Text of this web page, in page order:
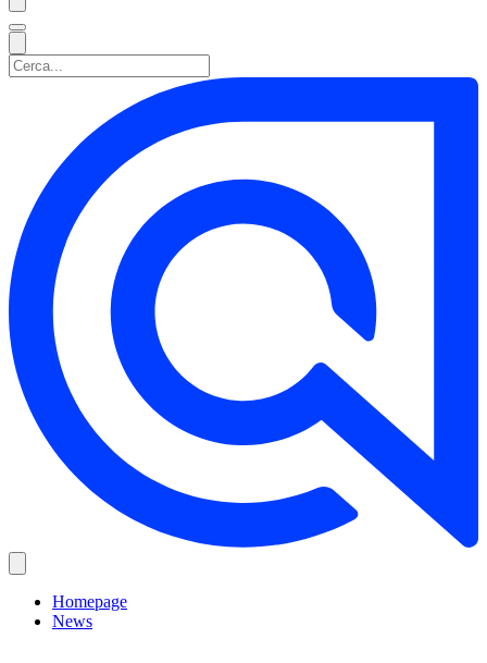
Homepage
News